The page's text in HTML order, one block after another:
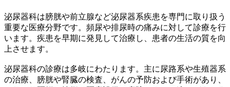
泌尿器科は膀胱や前立腺など泌尿器系疾患を専門に取り扱う
重要な医療分野です。頻尿や排尿時の痛みに対して診療を行
います。疾患を早期に発見して治療し、患者の生活の質を向
上させます。
泌尿器科の診療は多岐にわたります。主に尿路系や生殖器系
の治療、膀胱や腎臓の検査、がんの予防および手術があり、